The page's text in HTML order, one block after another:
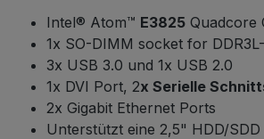
Intel® Atom™ E3825 Quadcore
1x SO-DIMM socket for
3x USB 3.0 und 1x USB 2.0
1x DVI Port, 2x Serielle
2x Gigabit Ethernet Ports
Unterstützt eine 2,5" HDD/SDD